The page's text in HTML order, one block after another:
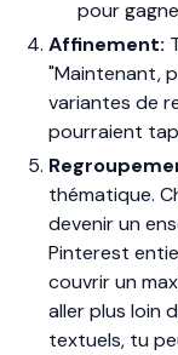
pour
Affinement:
"Maintenant,
variantes de
pourraient
thématique.
devenir un
Pinterest
couvrir un
aller plus loin
textuels, tu